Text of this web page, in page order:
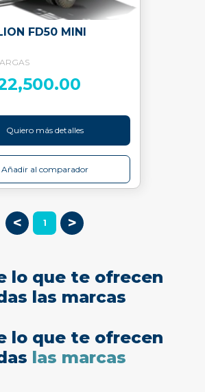
FD50 MINI
Quiero más detalles
Añadir al comparador
< 1 >
lo que te ofrecen
las marcas
lo que te ofrecen
las marcas